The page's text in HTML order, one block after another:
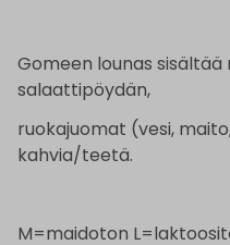
Gomeen lounas sisältää
salaattipöydän,
ruokajuomat (vesi,
kahvia/teetä.
M=maidoton